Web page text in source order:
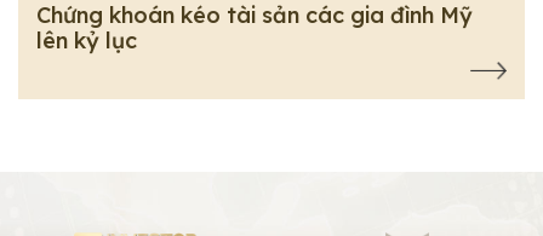
Chứng khoán kéo tài sản các gia đình Mỹ
lên kỷ lục